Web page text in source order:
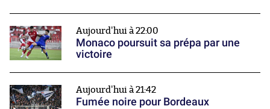
Aujourd'hui à 22:00
Monaco poursuit sa prépa par une
victoire
Aujourd'hui à 21:42
Fumée noire pour Bordeaux